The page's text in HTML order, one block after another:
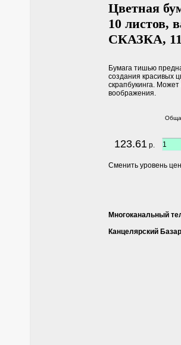
Цветная
10 листов,
СКАЗКА,
Бумага тишью
создания красивых
скрапбукинга.
воображения.
123.61 р.
Сменить уровень
Многоканальный
Канцелярский